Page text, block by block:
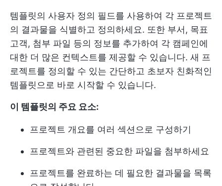
템플릿의 사용자 정의 필드를 사용하여 각 프로젝트
의 결과물을 식별하고 정의하세요. 또한 부서, 목표
고객, 첨부 파일 등의 정보를 추가하여 각 캠페인에
대한 더 많은 컨텍스트를 제공할 수 있습니다. 새 프
로젝트를 정의할 수 있는 간단하고 초보자 친화적인
템플릿으로 바로 시작할 수 있습니다.
이 템플릿의 주요 요소:
프로젝트 개요를 여러 섹션으로 구성하기
프로젝트와 관련된 중요한 파일을 첨부하세요
프로젝트를 완료하는 데 필요한 결과물을 목록